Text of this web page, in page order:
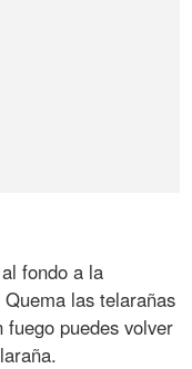
fondo a la
las telarañas
puedes volver